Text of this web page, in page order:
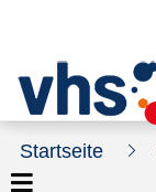
Startseite